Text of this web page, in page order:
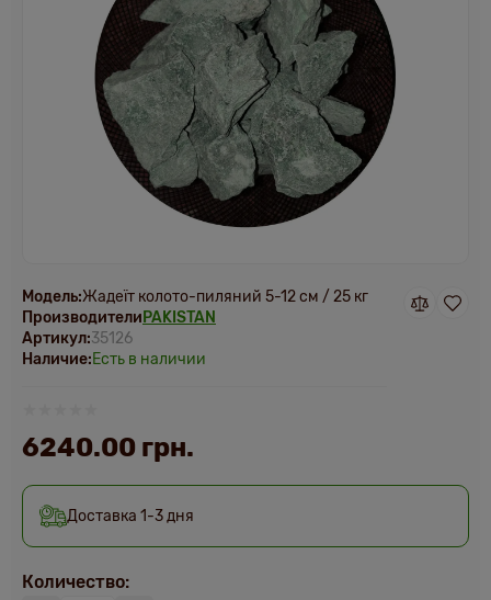
Модель:Жадеїт колото-пиляний 5-12 см / 25 кг
Производители PAKISTAN
Артикул:35126
Наличие:Есть в наличии
Доставка 1-3 дня
6240.00 грн.
Количество: